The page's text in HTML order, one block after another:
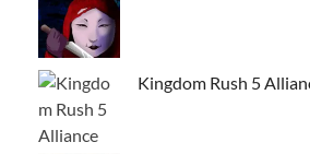
Kingdom Rush 5